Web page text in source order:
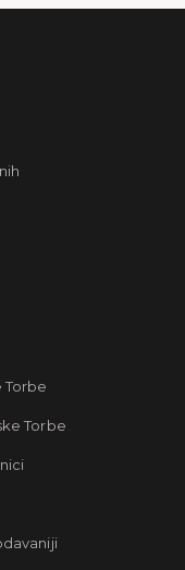
Torbe
Torbe